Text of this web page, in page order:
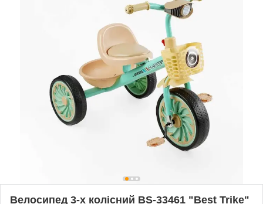
Велосипед 3-х колісний BS-33461 "Best Trike"